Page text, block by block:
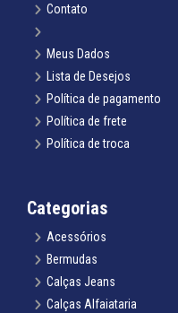
Contato
Meus Dados
Lista de Desejos
Política de pagamento
Política de frete
Política de troca
Categorias
Acessórios
Bermudas
Calças Jeans
Calças Alfaiataria